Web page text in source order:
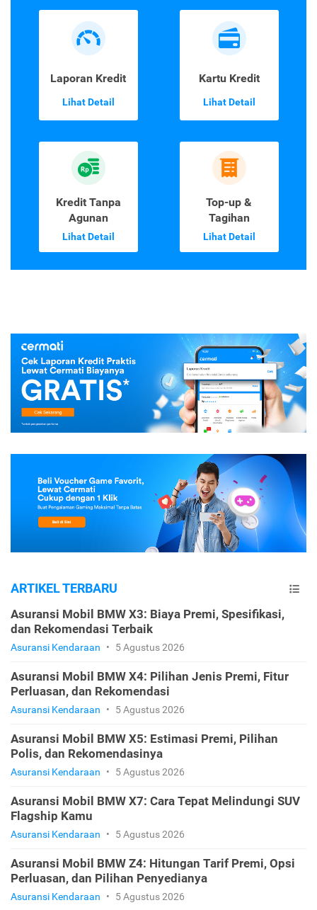
Laporan Kredit
Lihat Detail
Kartu Kredit
Lihat Detail
Kredit Tanpa
Agunan
Lihat Detail
Top-up &
Tagihan
Lihat Detail
ARTIKEL TERBARU
Asuransi Mobil BMW X3: Biaya Premi, Spesifikasi,
dan Rekomendasi Terbaik
Asuransi Kendaraan • 5 Agustus 2026
Asuransi Mobil BMW X4: Pilihan Jenis Premi, Fitur
Perluasan, dan Rekomendasi
Asuransi Kendaraan • 5 Agustus 2026
Asuransi Mobil BMW X5: Estimasi Premi, Pilihan
Polis, dan Rekomendasinya
Asuransi Kendaraan • 5 Agustus 2026
Asuransi Mobil BMW X7: Cara Tepat Melindungi SUV
Flagship Kamu
Asuransi Kendaraan • 5 Agustus 2026
Asuransi Mobil BMW Z4: Hitungan Tarif Premi, Opsi
Perluasan, dan Pilihan Penyedianya
Asuransi Kendaraan • 5 Agustus 2026